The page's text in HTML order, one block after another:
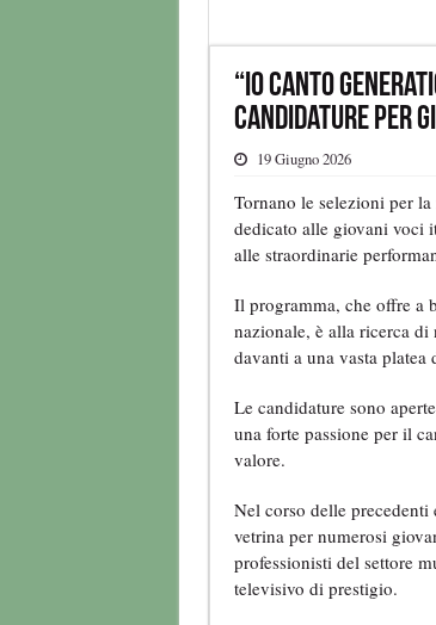
“Io Canto
candidature per
19 Giugno 2026
Tornano le selezioni per
dedicato alle giovani voci
alle straordinarie
Il programma, che offre a
nazionale, è alla ricerca
davanti a una vasta platea
Le candidature sono
una forte passione per il
valore.
Nel corso delle precedenti
vetrina per numerosi
professionisti del settore
televisivo di prestigio.